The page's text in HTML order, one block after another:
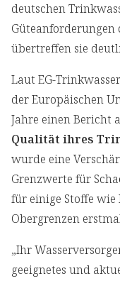
deutschen
übertreffen sie
Laut EG-
der Europäischen
Jahre einen Bericht
Qualität ihres
wurde eine
Grenzwerte für
für einige Stoffe
Obergrenzen
„Ihr
geeignetes und